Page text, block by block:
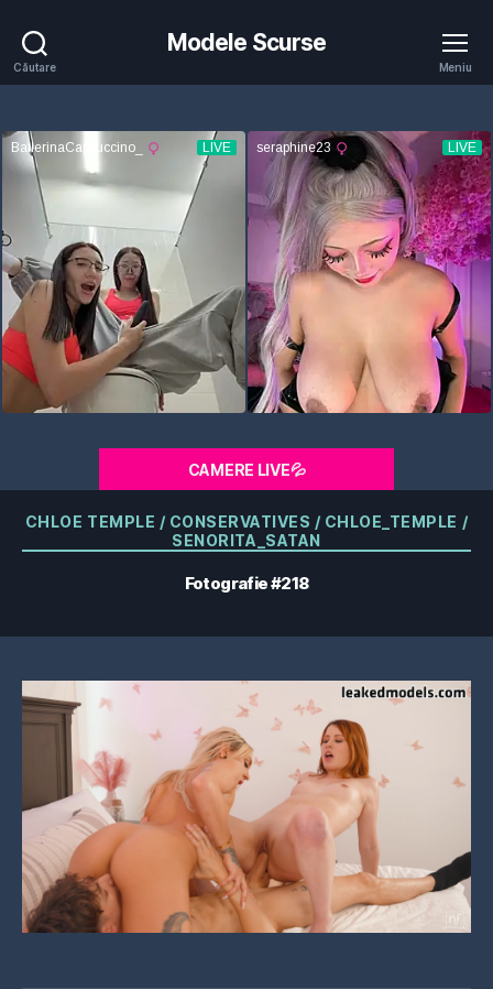
Căutare
Modele Scurse
Meniu
CAMERE LIVE💦
Categorii
CHLOE TEMPLE / CONSERVATIVES / CHLOE_TEMPLE /
SENORITA_SATAN
Fotografie #218